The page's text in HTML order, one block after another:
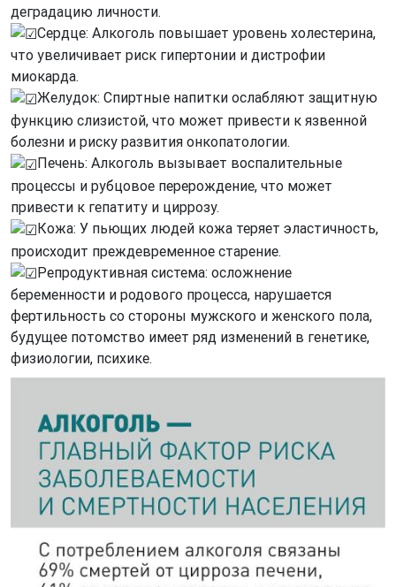
деградацию личности.
Сердце: Алкоголь повышает уровень холестерина,
что увеличивает риск гипертонии и дистрофии
миокарда.
Желудок: Спиртные напитки ослабляют защитную
функцию слизистой, что может привести к язвенной
болезни и риску развития онкопатологии.
Печень: Алкоголь вызывает воспалительные
процессы и рубцовое перерождение, что может
привести к гепатиту и циррозу.
Кожа: У пьющих людей кожа теряет эластичность,
происходит преждевременное старение.
Репродуктивная система: осложнение
беременности и родового процесса, нарушается
фертильность со стороны мужского и женского пола,
будущее потомство имеет ряд изменений в генетике,
физиологии, психике.